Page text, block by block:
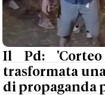
Il Pd:
trasformata
di propaganda